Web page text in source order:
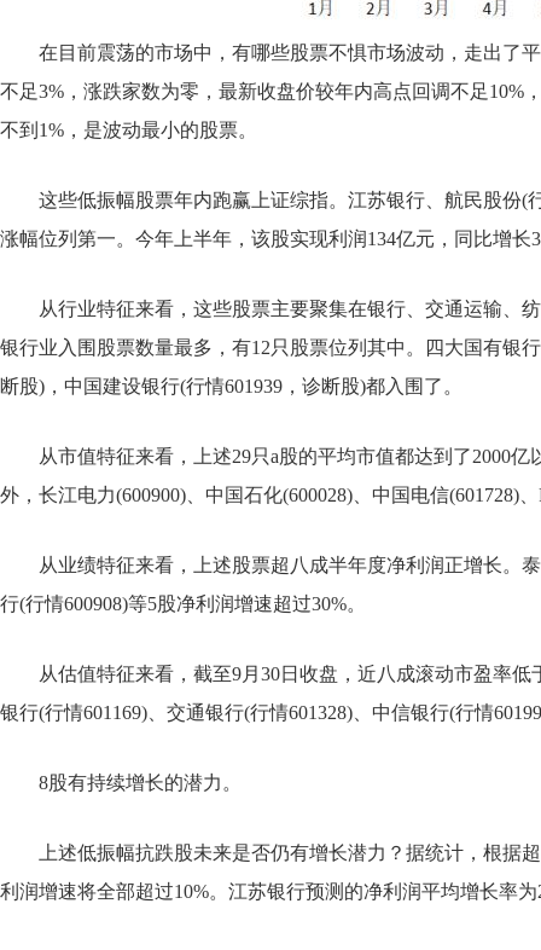
在目前震荡的市场中，有哪些股票不惧市场波动，走出了
不足3%，涨跌家数为零，最新收盘价较年内高点回调不足
不到1%，是波动最小的股票。
这些低振幅股票年内跑赢上证综指。江苏银行、航民股份(
涨幅位列第一。今年上半年，该股实现利润134亿元，同比增长
从行业特征来看，这些股票主要聚集在银行、交通运输、
银行业入围股票数量最多，有12只股票位列其中。四大国有银
断股)，中国建设银行(行情601939，诊断股)都入围了。
从市值特征来看，上述29只a股的平均市值都达到了2000
外，长江电力(600900)、中国石化(600028)、中国电信(601728)
从业绩特征来看，上述股票超八成半年度净利润正增长。
行(行情600908)等5股净利润增速超过30%。
从估值特征来看，截至9月30日收盘，近八成滚动市盈率
银行(行情601169)、交通银行(行情601328)、中信银行(行情
8股有持续增长的潜力。
上述低振幅抗跌股未来是否仍有增长潜力？据统计，根
利润增速将全部超过10%。江苏银行预测的净利润平均增长率为